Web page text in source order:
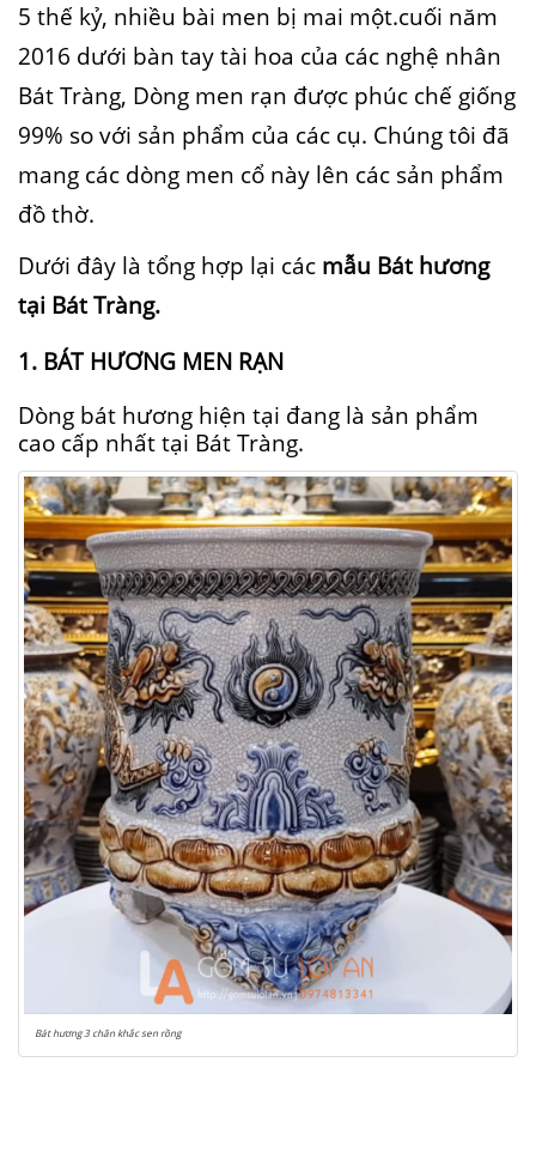
5 thế kỷ, nhiều bài men bị mai một.cuối năm
2016 dưới bàn tay tài hoa của các nghệ nhân
Bát Tràng, Dòng men rạn được phúc chế giống
99% so với sản phẩm của các cụ. Chúng tôi đã
mang các dòng men cổ này lên các sản phẩm
đồ thờ.
Dưới đây là tổng hợp lại các mẫu Bát hương
tại Bát Tràng.
1. BÁT HƯƠNG MEN RẠN
Dòng bát hương hiện tại đang là sản phẩm
cao cấp nhất tại Bát Tràng.
Bát hương 3 chân khắc sen rồng